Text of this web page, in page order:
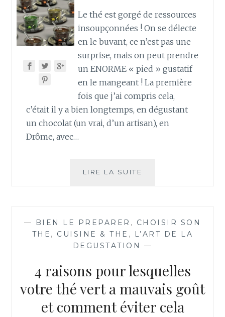
Le thé est gorgé de ressources
insoupçonnées ! On se délecte
en le buvant, ce n’est pas une
surprise, mais on peut prendre
un ENORME « pied » gustatif
en le mangeant ! La première
fois que j’ai compris cela,
c’était il y a bien longtemps, en dégustant
un chocolat (un vrai, d’un artisan), en
Drôme, avec…
LIRE LA SUITE
THÉ
AU
DINER
— BIEN LE PREPARER , CHOISIR SON
THE , CUISINE & THE ,
L’ART DE LA
DEGUSTATION
—
4 raisons pour lesquelles
votre thé vert a mauvais goût
et comment éviter cela